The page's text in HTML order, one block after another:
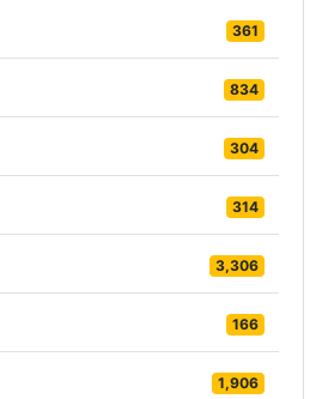
361
834
304
314
3,306
166
1,906